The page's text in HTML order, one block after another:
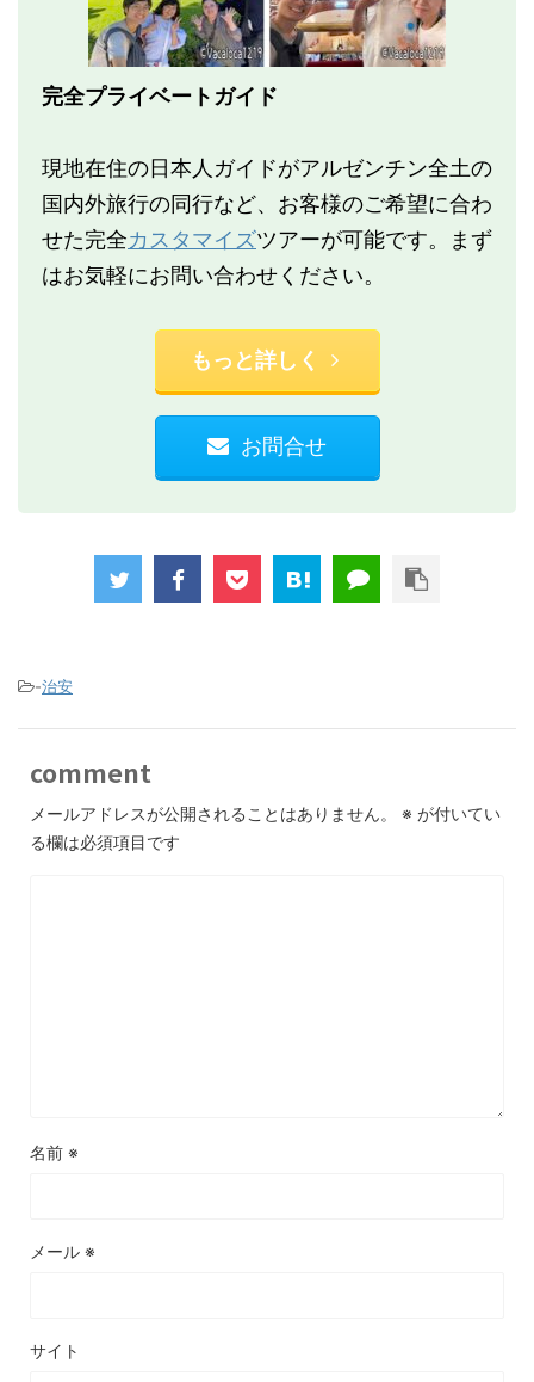
完全プライベートガイド
現地在住の日本人ガイドがアルゼンチン全土の
国内外旅行の同行など、お客様のご希望に合わ
せた完全カスタマイズツアーが可能です。まず
はお気軽にお問い合わせください。
もっと詳しく
お問合せ
-治安
comment
メールアドレスが公開されることはありません。 ※ が付いてい
る欄は必須項目です
名前 ※
メール ※
サイト